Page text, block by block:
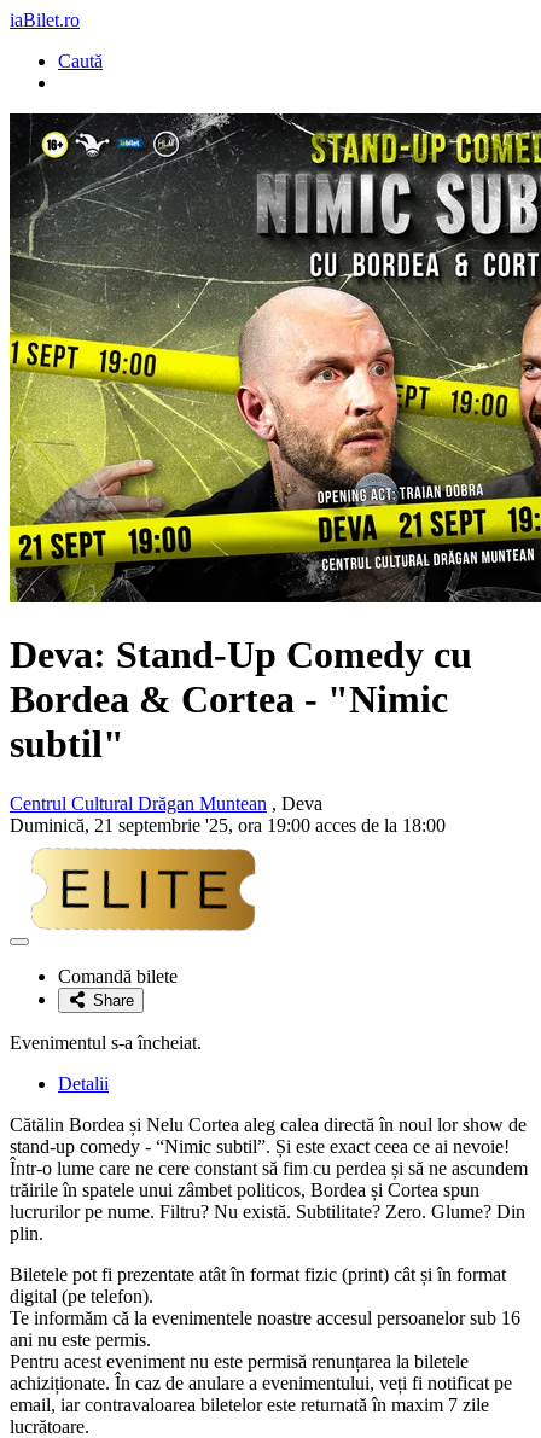
iaBilet.ro
Caută
Deva: Stand-Up Comedy cu
Bordea & Cortea - "Nimic
subtil"
Centrul Cultural Drăgan Muntean , Deva
Duminică, 21 septembrie '25, ora 19:00 acces de la 18:00
Adaugă
favoriteComandă bilete
Share
Evenimentul s-a încheiat.
Detalii
Cătălin Bordea și Nelu Cortea aleg calea directă în noul lor show de
stand-up comedy - “Nimic subtil”. Și este exact ceea ce ai nevoie!
Într-o lume care ne cere constant să fim cu perdea și să ne ascundem
trăirile în spatele unui zâmbet politicos, Bordea și Cortea spun
lucrurilor pe nume. Filtru? Nu există. Subtilitate? Zero. Glume? Din
plin.
Biletele pot fi prezentate atât în format fizic (print) cât și în format
digital (pe telefon).
Te informăm că la evenimentele noastre accesul persoanelor sub 16
ani nu este permis.
Pentru acest eveniment nu este permisă renunțarea la biletele
achiziționate. În caz de anulare a evenimentului, veți fi notificat pe
email, iar contravaloarea biletelor este returnată în maxim 7 zile
lucrătoare.